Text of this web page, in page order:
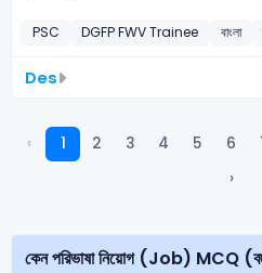
PSC DGFP FWV Trainee বাংলা
Des
‹ 1 2 3 4 5 6
›
কেন পরিভাষা নিয়োগ (Job)